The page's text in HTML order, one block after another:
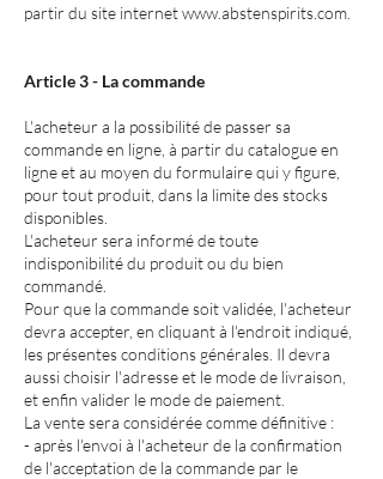
partir du site internetwww.abstenspirits.com
Article 3 - La commande
L'acheteur a la possibilité de passer sa
commande en ligne, à partir du catalogue en
ligne et au moyen du formulaire qui y figure,
pour tout produit, dans la limite des stocks
disponibles.
L'acheteur sera informé de toute
indisponibilité du produit ou du bien
commandé.
Pour que la commande soit validée, l'acheteur
devra accepter, en cliquant à l'endroit indiqué,
les présentes conditions générales. Il devra
aussi choisir l'adresse et le mode de livraison,
et enfin valider le mode de paiement.
La vente sera considérée comme définitive :
- après l'envoi à l'acheteur de la confirmation
de l'acceptation de la commande par le